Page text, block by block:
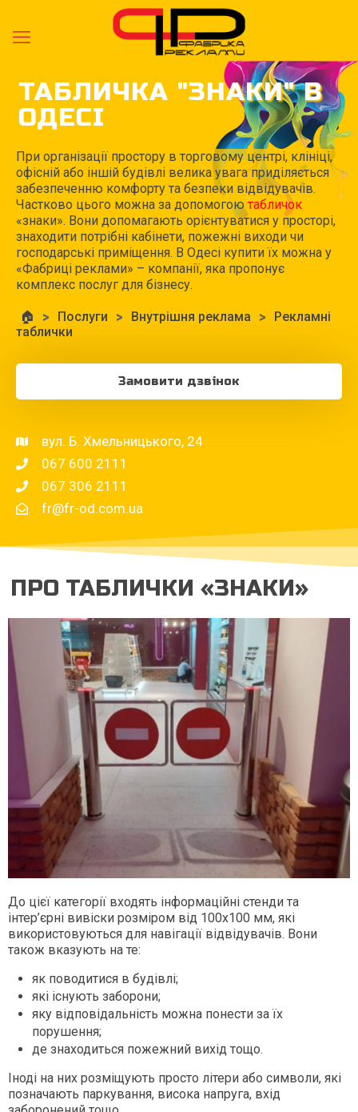
ТАБЛИЧКА "ЗНАКИ" В
ОДЕСІ
При організації простору в торговому центрі, клініці,
офісній або іншій будівлі велика увага приділяється
забезпеченню комфорту та безпеки відвідувачів.
Частково цього можна за допомогою табличок
«знаки». Вони допомагають орієнтуватися у просторі,
знаходити потрібні кабінети, пожежні виходи чи
господарські приміщення. В Одесі купити їх можна у
«Фабриці реклами» – компанії, яка пропонує
комплекс послуг для бізнесу.
🏠 > Послуги > Внутрішня реклама >
Рекламні
таблички
Замовити дзвінок
вул. Б. Хмельницького, 24
067 600 2111
067 306 2111
fr@fr-od.com.ua
ПРО ТАБЛИЧКИ «ЗНАКИ»
До цієї категорії входять інформаційні стенди та
інтер’єрні вивіски розміром від 100х100 мм, які
використовуються для навігації відвідувачів. Вони
також вказують на те:
як поводитися в будівлі;
які існують заборони;
яку відповідальність можна понести за їх
порушення;
де знаходиться пожежний вихід тощо.
Іноді на них розміщують просто літери або символи, які
позначають паркування, висока напруга, вхід